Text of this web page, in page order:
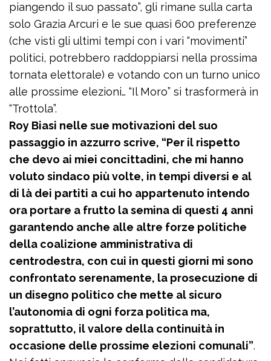
piangendo il suo passato”, gli rimane sulla carta
solo Grazia Arcuri e le sue quasi 600 preferenze
(che visti gli ultimi tempi con i vari “movimenti”
politici, potrebbero raddoppiarsi nella prossima
tornata elettorale) e votando con un turno unico
alle prossime elezioni… “Il Moro” si trasformerà in
“Trottola”.
Roy Biasi nelle sue motivazioni del suo
passaggio in azzurro scrive, “Per il rispetto
che devo ai miei concittadini, che mi hanno
voluto sindaco più volte, in tempi diversi e al
di là dei partiti a cui ho appartenuto intendo
ora portare a frutto la semina di questi 4 anni
garantendo anche alle altre forze politiche
della coalizione amministrativa di
centrodestra, con cui in questi giorni mi sono
confrontato serenamente, la prosecuzione di
un disegno politico che mette al sicuro
l’autonomia di ogni forza politica ma,
soprattutto, il valore della continuità in
occasione delle prossime elezioni comunali”.